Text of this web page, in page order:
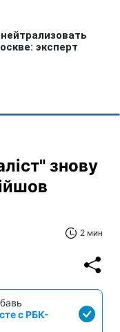
знову
2 мин
с РБК-